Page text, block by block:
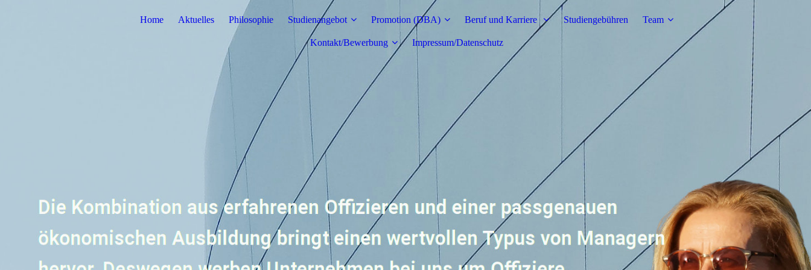
Home Aktuelles Philosophie Studienangebot Promotion (DBA) Beruf und Karriere Studiengebühren Team
Kontakt/Bewerbung Impressum/Datenschutz